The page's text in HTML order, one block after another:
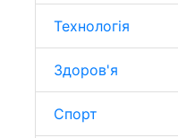
Технологія
Здоров'я
Спорт